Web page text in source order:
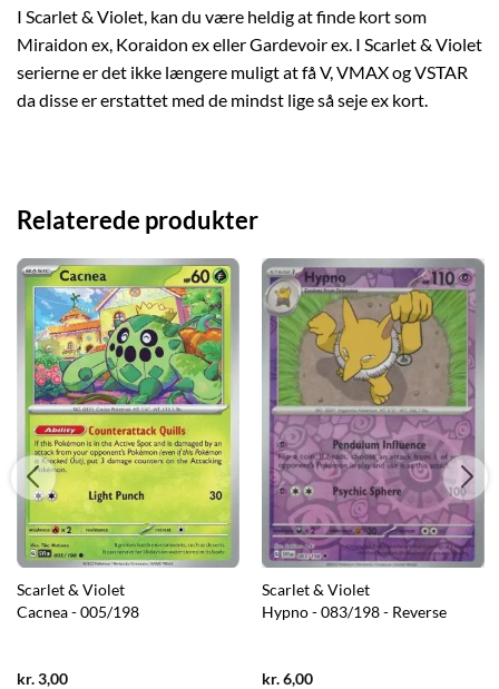
I Scarlet & Violet, kan du være heldig at finde kort som
Miraidon ex, Koraidon ex eller Gardevoir ex. I Scarlet & Violet
serierne er det ikke længere muligt at få V, VMAX og VSTAR
da disse er erstattet med de mindst lige så seje ex kort.
Relaterede produkter
Scarlet & Violet
Cacnea - 005/198
kr.3,00Current
Scarlet & Violet
Hypno - 083/198 - Reverse
kr.6,00Current